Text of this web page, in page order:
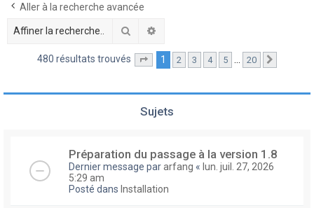
Aller à la recherche avancée
Rechercher
480 résultats trouvés Page sur20
1 2 3 4 5 … 20
Sujets
Préparation du passage à la version 1.8
Dernier message pararfang « lun. juil. 27, 2026
5:29 am
Posté dans Installation